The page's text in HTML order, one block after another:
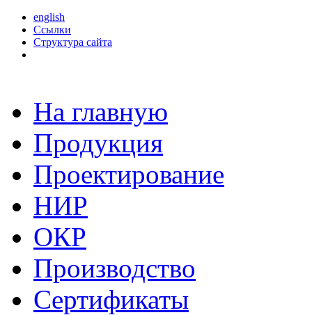
english
Ссылки
Структура сайта
На главную
Продукция
Проектирование
НИР
ОКР
Производство
Сертификаты